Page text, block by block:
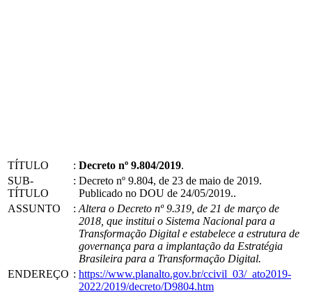
TÍTULO : Decreto nº 9.804/2019.
SUB-
TÍTULO
: Decreto nº 9.804, de 23 de maio de 2019.
Publicado no DOU de 24/05/2019..
ASSUNTO
: Altera o Decreto nº 9.319, de 21 de março de
2018, que institui o Sistema Nacional para a
Transformação Digital e estabelece a estrutura de
governança para a implantação da Estratégia
Brasileira para a Transformação Digital.
ENDEREÇO : https://www.planalto.gov.br/ccivil_03/_ato2019-
2022/2019/decreto/D9804.htm